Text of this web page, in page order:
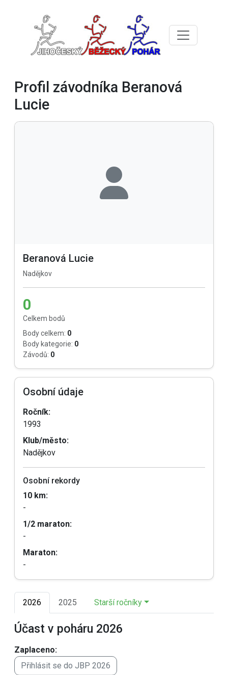
Profil závodníka Beranová
Lucie
Beranová Lucie
Nadějkov
0
Celkem bodů
Body celkem: 0
Body kategorie: 0
Závodů: 0
Osobní údaje
Ročník:
1993
Klub/město:
Nadějkov
Osobní rekordy
10 km:
-
1/2 maraton:
-
Maraton:
-
2026 2025 Starší ročníky
Účast v poháru 2026
Zaplaceno:
Přihlásit se do JBP 2026